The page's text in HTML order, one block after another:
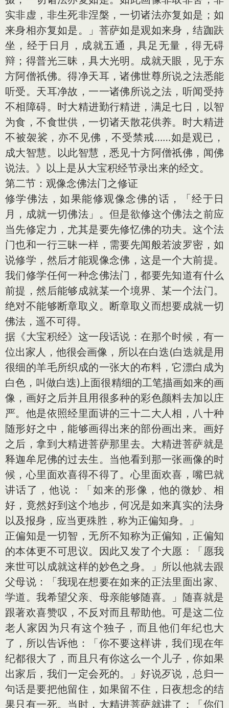
实非虚，非生死非涅槃，一切诸法亦复如是；如
来身相亦复如是。」菩萨如是观如来身，结跏趺
坐，经于日月，成就五通，具足无量，得无碍
辩；得普光三昧，具大光明。成就天眼，见于东
方阿僧祇佛。得净天耳，诸佛世尊所说之法悉能
听受。天耳净故，一一诸佛所说之法，听闻受持
不相障碍。时大精进勤行精进，满足七日，以智
为食，不食世供，一切诸天散花供养。时大精进
不被袈裟，亦不见佛，不受禁戒……如是观已，
成大智慧。以此智慧，悉见十方阿僧祇佛，闻佛
说法。》以上是从大宝积经节录出来的经文。
第二节：观像念佛法门之修证
修学佛法，如果能修观像念佛的话，「经于日
月，成就一切佛法」。但是欲修这个佛法之前应
当先修定力，尤其是要先修忆佛的功夫。这个法
门也和一行三昧一样，需要先闻般若波罗密，如
说修学，然后才能观像念佛，这是一个大前提。
我们修学任何一种念佛法门，都要先知道有什么
前提，然后能够成就某一个境界、某一个法门。
绝对不能够断章取义。断章取义而想要成就一切
佛法，遥不可得。
据《大宝积经》这一段话说：在那个时候，有一
位出家人，他很会画像，所以在白迭(白迭就是用
很细的羊毛所织成的一张大的布料，它漂白成为
白色，叫做白迭)上面很精细的工笔描画如来的画
像，画好之后并且用很多种的彩色颜料去加以庄
严。他是依照经里面讲的三十二大人相，八十种
随形好之中，能够画得出来的部份画出来。画好
之后，拿到大精进菩萨那里去。大精进菩萨就是
释迦牟尼佛的过去生。当他看到那一张画像的时
候，心里面欢喜得不得了。心里面欢喜，嘴巴就
讲话了，他说：「如来的形像，他的微妙、相
好，竟然好到这个地步，何况是如来真实的法身
以及报身，应当更殊胜，称为正偏知身。」
正偏知是一切智，无所不知称为正偏知，正偏知
的本体更不可思议。因此又发了个大愿：「愿我
来世可以成就这样的妙色之身。」所以他就去跟
父母说：「我现在想要在如来的正法里面出家、
学道。我希望父亲、母亲能够随喜。」随喜就是
跟著欢喜赞叹，不反对而且帮助他。可是这二位
老人家因为只有这个独子，而且他们年纪也大
了，所以告诉他：「你不要这样讲，我们现在年
纪都很大了，而且只有你这么一个儿子，你如果
出家后，我们一定会死的。」好说歹说，总归一
句话是要把他留住，如果留不住，日夜想念的结
果只有一死。当时，大精进菩萨就讲了：「你们